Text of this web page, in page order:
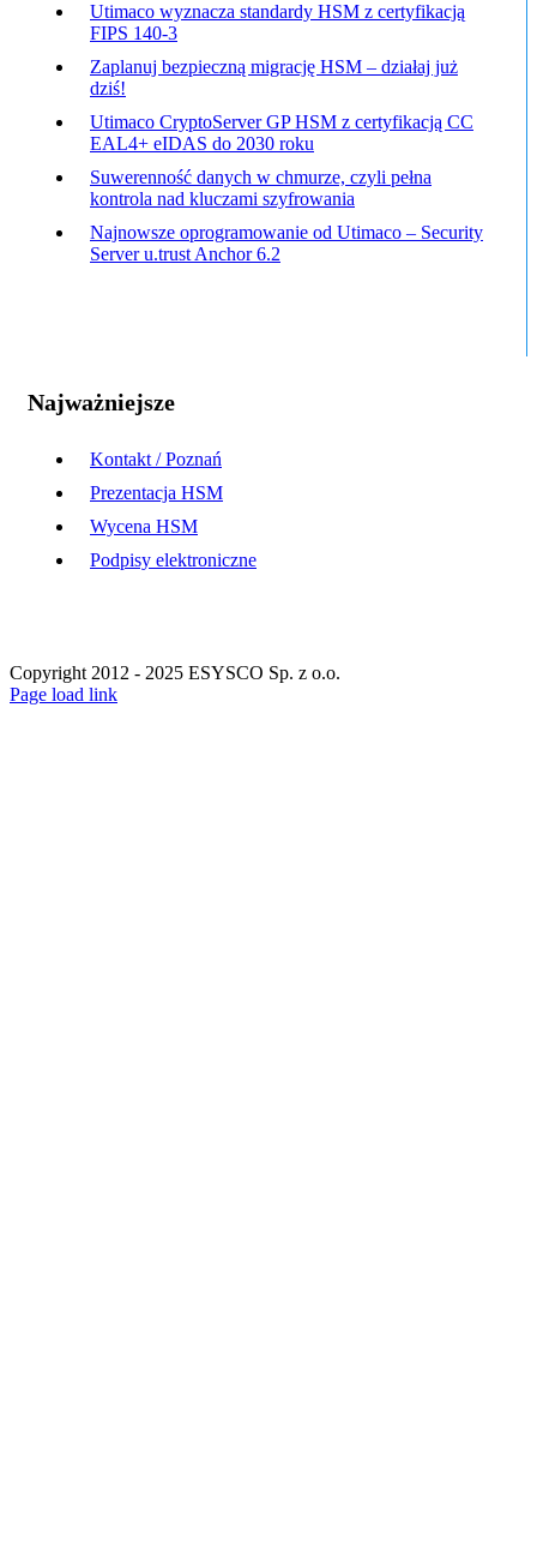
Utimaco wyznacza standardy HSM z certyfikacją
FIPS 140-3
Zaplanuj bezpieczną migrację HSM – działaj już
dziś!
Utimaco CryptoServer GP HSM z certyfikacją CC
EAL4+ eIDAS do 2030 roku
Suwerenność danych w chmurze, czyli pełna
kontrola nad kluczami szyfrowania
Najnowsze oprogramowanie od Utimaco – Security
Server u.trust Anchor 6.2
Najważniejsze
Kontakt / Poznań
Prezentacja HSM
Wycena HSM
Podpisy elektroniczne
Copyright 2012 - 2025 ESYSCO Sp. z o.o.
Facebook
X
Instagram
Pinterest
Page load link